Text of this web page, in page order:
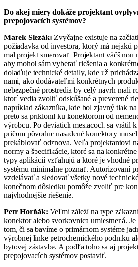
Do akej miery dokáže projektant
prepojovacích systémov?
Marek Slezák: Zvyčajne existuje na
požiadavka od investora, ktorý má nejakú
mal projekt smerovať. Projektant väčšinou
aby mohol sám vyberať riešenia a
dolaďuje technické detaily, kde už
nami, ako dodávateľmi konkrétnych
nebezpečné prostredia by celý návrh mali
ktorí vedia zvoliť odskúšané a preverené
napríklad zákazníka, kde bol zjavný tlak
preto sa priklonil ku konektorom od
výrobcu. Po deviatich mesiacoch sa vrátil
pričom pôvodne nasadené konektory
prekáblovať odznova. Veľa projektantovi
normy a špecifikácie, ktoré sa na
typy aplikácií vzťahujú a ktoré je vhodné
systému minimálne poznať. Autorizovaní
vzdelávať a sledovať všetky nové
konečnom dôsledku pomôže zvoliť pre
najvhodnejšie riešenie.
Petr Horňák: Veľmi záleží na type
konektor alebo svorkovnica umiestnená.
tom, či sa bavíme o primárnom systéme
výrobnej linke petrochemického podniku
bytovej zástavbe. A podľa toho sa aj
prepojovacích systémov postaviť.